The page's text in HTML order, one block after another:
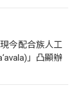
今配合族人工
」凸顯辦